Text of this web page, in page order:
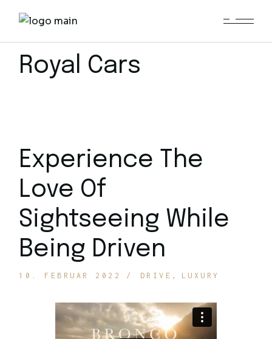
Royal Cars
Experience The
Love Of
Sightseeing While
Being Driven
10. FEBRUAR 2022 DRIVE LUXURY